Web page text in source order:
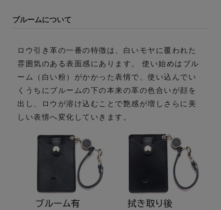
ブルームについて
ロウ引き革の一番の特徴は、白いモヤに覆われた
雰囲気のある表面感にあります。 使い始めはブル
ーム（白い粉）がかかった表情で、使い込んでい
くうちにブルームの下の本来の革の色合いが顔を
出し、ロウが溶け込むことで艶感が増しさらに美
しい表情へ変化していきます。